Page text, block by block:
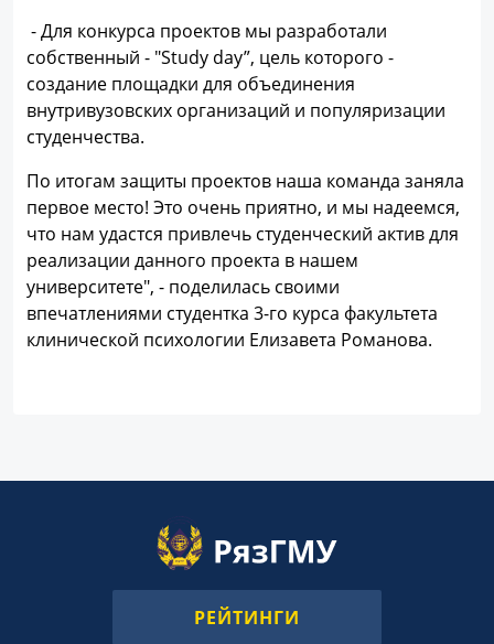
- Для конкурса проектов мы разработали
собственный - "Study day”, цель которого -
создание площадки для объединения
внутривузовских организаций и популяризации
студенчества.
По итогам защиты проектов наша команда заняла
первое место! Это очень приятно, и мы надеемся,
что нам удастся привлечь студенческий актив для
реализации данного проекта в нашем
университете", - поделилась своими
впечатлениями студентка 3-го курса факультета
клинической психологии Елизавета Романова.
РЕЙТИНГИ